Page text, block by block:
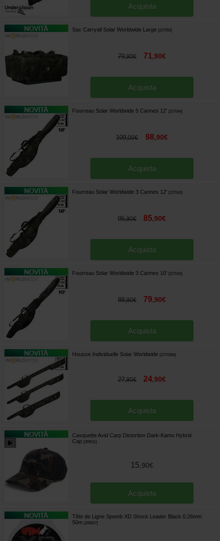
Acquista
Sac Carryall Solar Worldwide Large 227055]
79,90€ 71,90€
Acquista
Fourreau Solar Worldwide 5 Cannes 12' 227044]
109,00€ 98,90€
Acquista
Fourreau Solar Worldwide 3 Cannes 12' 227043]
95,90€ 85,90€
Acquista
Fourreau Solar Worldwide 3 Cannes 10' 227042]
88,90€ 79,90€
Acquista
Housse Individuelle Solar Worldwide 227039A]
27,90€ 24,90€
Acquista
Casquette Avid Carp Distortion Dark-Kamo Hybrid
Cap
269511]
15 90€
Acquista
Tête de Ligne Spomb XD Shock Leader Black 0.26mm
50m
206657]